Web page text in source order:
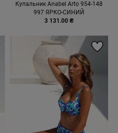
Купальник Anabel Arto 954-148
997 ЯРКО-СИНИЙ
3 131.00 ₴